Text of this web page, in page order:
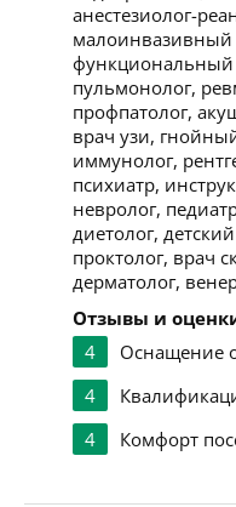
анестезиолог-
малоинвазивный
функциональный
пульмонолог,
профпатолог,
врач узи,
иммунолог,
психиатр,
невролог,
диетолог,
проктолог, врач
дерматолог,
Отзывы и
4
Оснащение
4
4
Комфорт